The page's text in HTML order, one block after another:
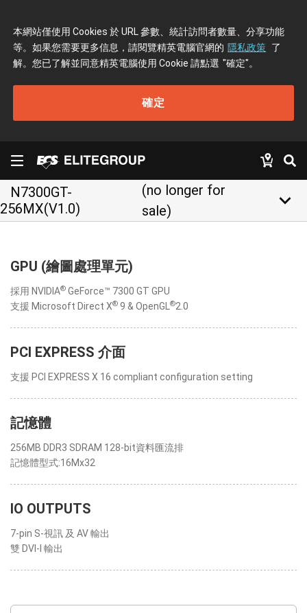
本網站僅使用 Cookies 於 URL 參數、統計訪問者數量、分享功能
等。如果您需要更多信息，請閱覽精英電腦官網的 隱私政策 了
解。您已了解並同意精英電腦使用 Cookie 請點選 "確定"。
確定
N7300GT-
256MX(V1.0)
(no longer for
sale)
keyboard_arrow_down
GPU (繪圖處理單元)
採用 NVIDIA® GeForce™ 7300 GT GPU
支援 Microsoft Direct X® 9 & OpenGL ®2.0
PCI EXPRESS 介面
支援 PCI EXPRESS X 16 compliant configuration setting
記憶體
256MB DDR3 SDRAM 128-bit資料匯流排
記憶體型式:16Mx32
IO OUTPUTS
7-pin S-視訊 及 AV 輸出
雙 DVI-I 輸出